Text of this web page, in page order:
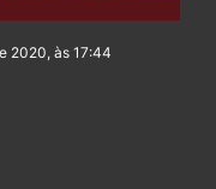
2020, às 17:44